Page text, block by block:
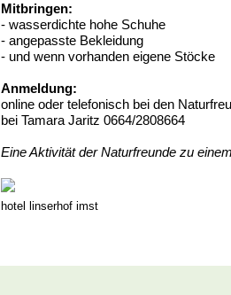
Mitbringen:
- wasserdichte hohe Schuhe
- angepasste Bekleidung
- und wenn vorhanden eigene Stöcke
Anmeldung:
online oder telefonisch bei den
bei Tamara Jaritz 0664/2808664
Eine Aktivität der Naturfreunde zu
hotel linserhof imst